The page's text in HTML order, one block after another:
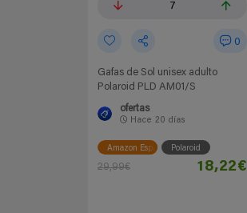
7
0
Gafas de Sol unisex adulto
Polaroid PLD AM01/S
ofertas
Hace 20 días
Amazon España Polaroid
29,99€ 18,22€